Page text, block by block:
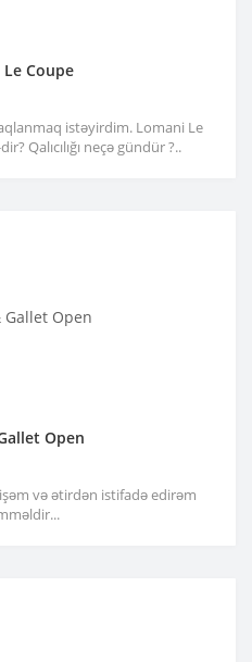
Coupe
istəyirdim. Lomani Le
Qalıcılığı neçə gündür ?..
Open
və ətirdən istifadə edirəm